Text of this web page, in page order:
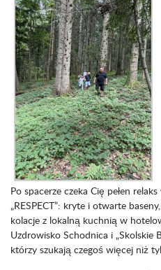
Po spacerze czeka Cię pełen
„RESPECT”: kryte i otwarte
kolacje z lokalną kuchnią w
Uzdrowisko Schodnica i „Skolskie
którzy szukają czegoś więcej niż